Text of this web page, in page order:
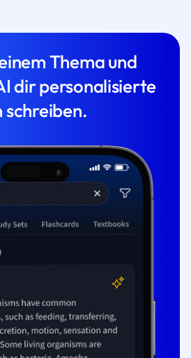
Thema und
dir personalisierte
schreiben.